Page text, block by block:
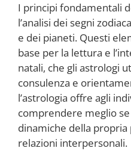
I principi fondamentali
l’analisi dei segni
e dei pianeti. Questi
base per la lettura e
natali, che gli astrologi
consulenza e
l’astrologia offre agli
comprendere meglio
dinamiche della
relazioni interpersonali.